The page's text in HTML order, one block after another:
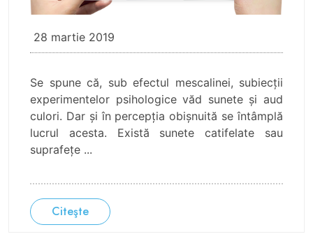
28 martie 2019
Se spune că, sub efectul mescalinei, subiecţii
experimentelor psihologice văd sunete şi aud
culori. Dar şi în percepţia obişnuită se întâmplă
lucrul acesta. Există sunete catifelate sau
suprafeţe ...
Citeşte